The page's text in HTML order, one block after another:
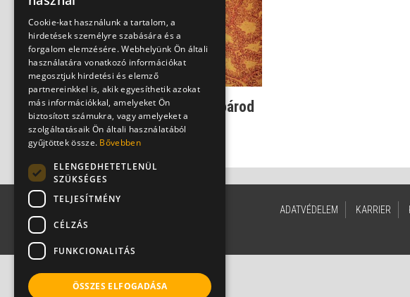
Dr. Tisza: Ezért csíp a párod
spermája!
Dr. Tisza Tímea
ADATVÉDELEM KARRIER
Cookie-kat használunk a tartalom, a
hirdetések személyre szabására és a
forgalom elemzésére. Webhelyünk Ön általi
használatára vonatkozó információkat
megosztjuk hirdetési és elemző
partnereinkkel is, akik egyesíthetik azokat
más információkkal, amelyeket Ön
biztosított számukra, vagy amelyeket a
szolgáltatásaik Ön általi használatából
gyűjtöttek össze. Bővebben
ELENGEDHETETLENÜL
SZÜKSÉGES
TELJESÍTMÉNY
CÉLZÁS
FUNKCIONALITÁS
ÖSSZES ELFOGADÁSA